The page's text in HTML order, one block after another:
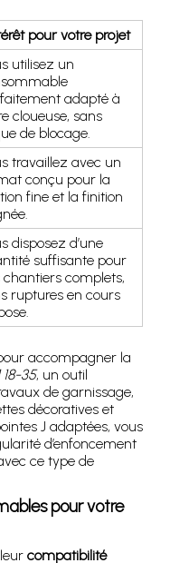
pour votre projet
utilisez un
adapté à
cloueuse, sans
de blocage.
travaillez avec un
conçu pour la
fine et la finition
disposez d’une
suffisante pour
chantiers complets,
ruptures en cours
accompagner la
18-35, un outil
de garnissage,
décoratives et
J adaptées, vous
d’enfoncement
ce type de
pour votre
compatibilité